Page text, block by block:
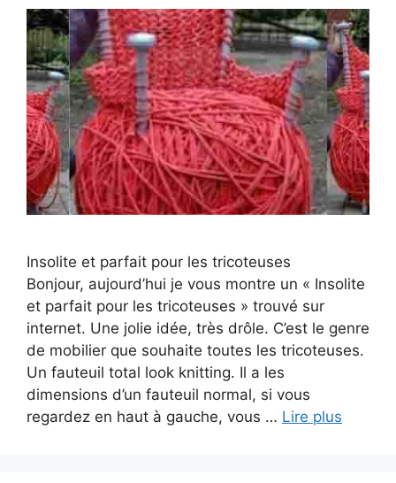
Insolite et parfait pour les tricoteuses
Bonjour, aujourd’hui je vous montre un « Insolite
et parfait pour les tricoteuses » trouvé sur
internet. Une jolie idée, très drôle. C’est le genre
de mobilier que souhaite toutes les tricoteuses.
Un fauteuil total look knitting. Il a les
dimensions d’un fauteuil normal, si vous
regardez en haut à gauche, vous … Lire plus